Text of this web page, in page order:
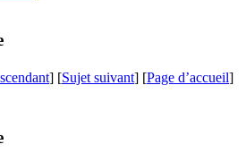
] [Sujet suivant] [Page d’accueil]